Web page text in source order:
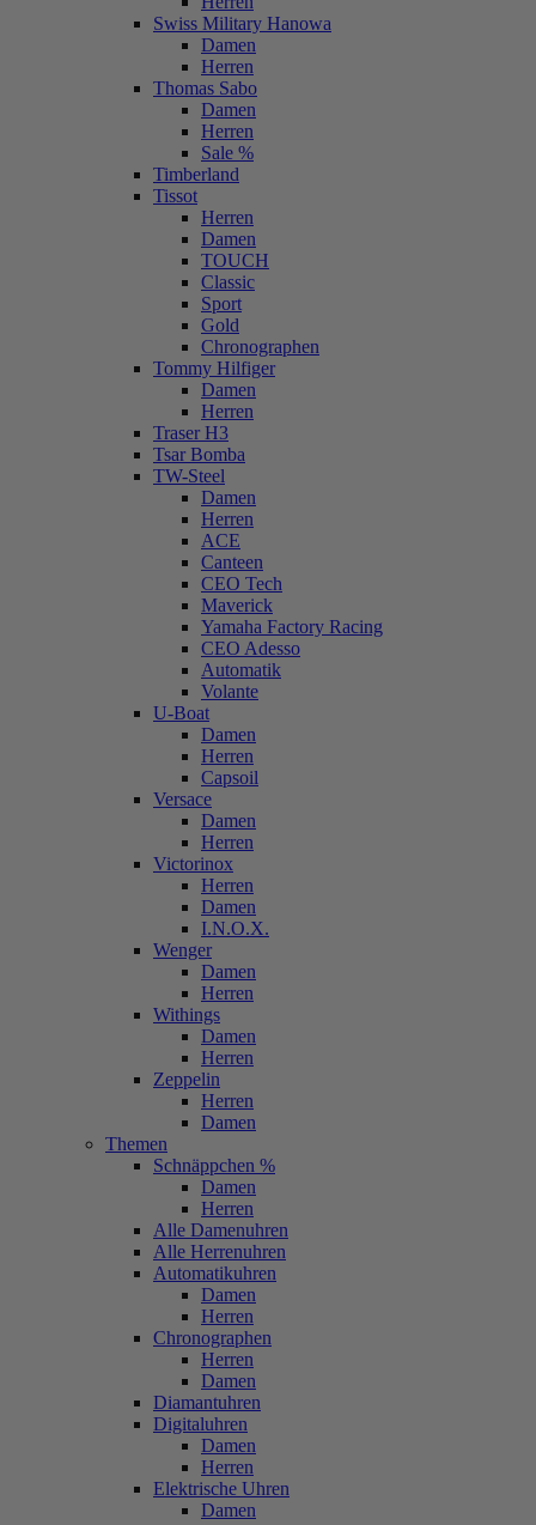
Swiss Military Hanowa
Damen
Herren
Thomas Sabo
Damen
Herren
Sale %
Timberland
Tissot
Herren
Damen
TOUCH
Classic
Sport
Gold
Chronographen
Tommy Hilfiger
Damen
Herren
Traser H3
Tsar Bomba
TW-Steel
Damen
Herren
ACE
Canteen
CEO Tech
Maverick
Yamaha Factory Racing
CEO Adesso
Automatik
Volante
U-Boat
Damen
Herren
Capsoil
Versace
Damen
Herren
Victorinox
Herren
Damen
I.N.O.X.
Wenger
Damen
Herren
Withings
Damen
Herren
Zeppelin
Herren
Damen
Themen
Schnäppchen %
Damen
Herren
Alle Damenuhren
Alle Herrenuhren
Automatikuhren
Damen
Herren
Chronographen
Herren
Damen
Diamantuhren
Digitaluhren
Damen
Herren
Elektrische Uhren
Damen